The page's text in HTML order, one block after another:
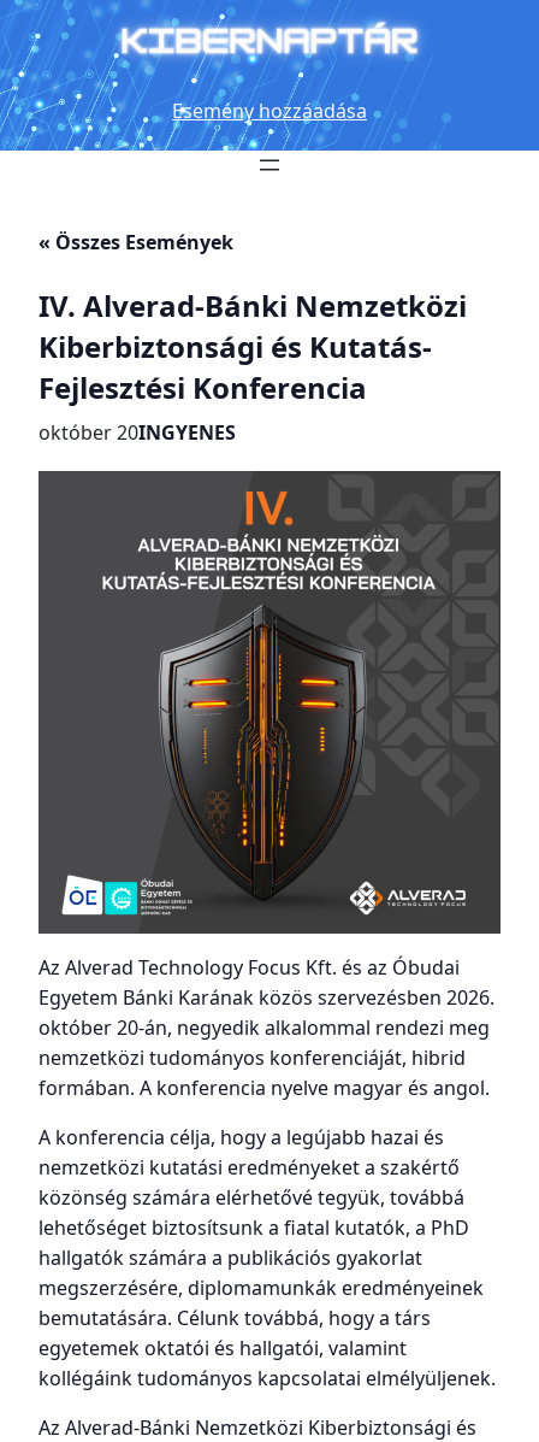
Esemény hozzáadása
« Összes Események
IV. Alverad-Bánki Nemzetközi
Kiberbiztonsági és Kutatás-
Fejlesztési Konferencia
október 20INGYENES
Az Alverad Technology Focus Kft. és az Óbudai
Egyetem Bánki Karának közös szervezésben 2026.
október 20-án, negyedik alkalommal rendezi meg
nemzetközi tudományos konferenciáját, hibrid
formában. A konferencia nyelve magyar és angol.
A konferencia célja, hogy a legújabb hazai és
nemzetközi kutatási eredményeket a szakértő
közönség számára elérhetővé tegyük, továbbá
lehetőséget biztosítsunk a fiatal kutatók, a PhD
hallgatók számára a publikációs gyakorlat
megszerzésére, diplomamunkák eredményeinek
bemutatására. Célunk továbbá, hogy a társ
egyetemek oktatói és hallgatói, valamint
kollégáink tudományos kapcsolatai elmélyüljenek.
Az Alverad-Bánki Nemzetközi Kiberbiztonsági és